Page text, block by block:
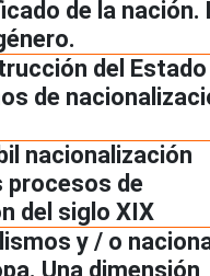
de la nación.
del Estado
de
nacionalización
procesos de
del siglo XIX
y / o
Una dimensión